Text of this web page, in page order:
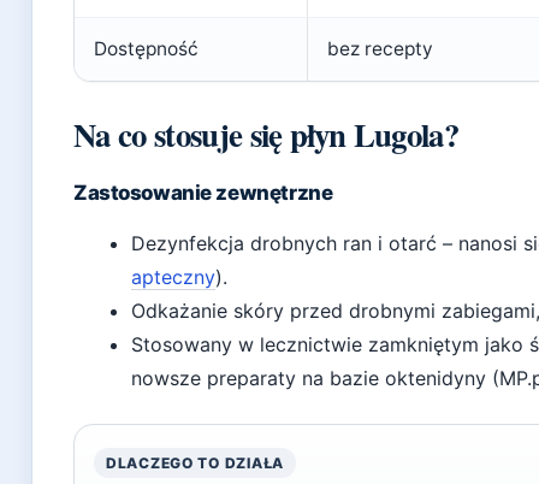
Dostępność bez recepty
Na co stosuje się płyn Lugola?
Zastosowanie zewnętrzne
Dezynfekcja drobnych ran i otarć – nanosi
apteczny).
Odkażanie skóry przed drobnymi
Stosowany w lecznictwie zamkniętym jako
nowsze preparaty na bazie oktenidyny
DLACZEGO TO DZIAŁA